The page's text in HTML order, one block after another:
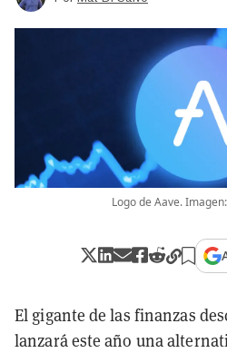
Logo de Aave.
El gigante de las finanzas
lanzará este año una